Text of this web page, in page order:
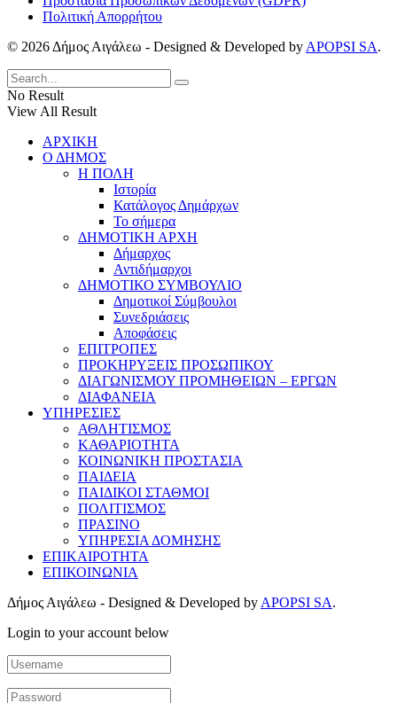
Πολιτική Απορρήτου
© 2026 Δήμος Αιγάλεω - Designed & Developed by APOPSI SA.
No Result
View All Result
ΑΡΧΙΚΗ
Ο ΔΗΜΟΣ
Η ΠΟΛΗ
Ιστορία
Κατάλογος Δημάρχων
Το σήμερα
ΔΗΜΟΤΙΚΗ ΑΡΧΗ
Δήμαρχος
Αντιδήμαρχοι
ΔΗΜΟΤΙΚΟ ΣΥΜΒΟΥΛΙΟ
Δημοτικοί Σύμβουλοι
Συνεδριάσεις
Αποφάσεις
ΕΠΙΤΡΟΠΕΣ
ΠΡΟΚΗΡΥΞΕΙΣ ΠΡΟΣΩΠΙΚΟΥ
ΔΙΑΓΩΝΙΣΜΟΥ ΠΡΟΜΗΘΕΙΩΝ – ΕΡΓΩΝ
ΔΙΑΦΑΝΕΙΑ
ΥΠΗΡΕΣΙΕΣ
ΑΘΛΗΤΙΣΜΟΣ
ΚΑΘΑΡΙΟΤΗΤΑ
ΚΟΙΝΩΝΙΚΗ ΠΡΟΣΤΑΣΙΑ
ΠΑΙΔΕΙΑ
ΠΑΙΔΙΚΟΙ ΣΤΑΘΜΟΙ
ΠΟΛΙΤΙΣΜΟΣ
ΠΡΑΣΙΝΟ
ΥΠΗΡΕΣΙΑ ΔΟΜΗΣΗΣ
ΕΠΙΚΑΙΡΟΤΗΤΑ
ΕΠΙΚΟΙΝΩΝΙΑ
Δήμος Αιγάλεω - Designed & Developed by APOPSI SA.
Login to your account below